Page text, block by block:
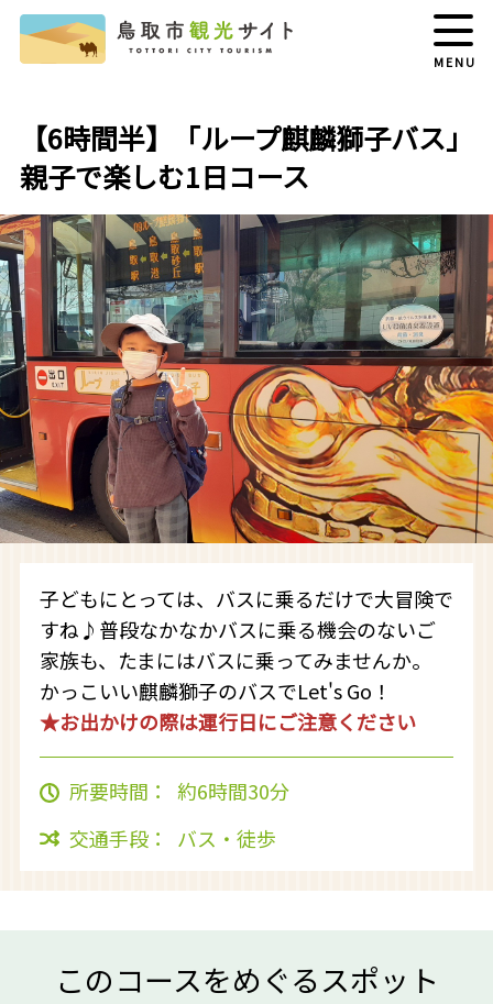
MENU
【6時間半】「ループ麒麟獅子バス」
親子で楽しむ1日コース
子どもにとっては、バスに乗るだけで大冒険で
すね♪普段なかなかバスに乗る機会のないご
家族も、たまにはバスに乗ってみませんか。
かっこいい麒麟獅子のバスでLet's Go！
★お出かけの際は運行日にご注意ください
所要時間
約6時間30分
交通手段
バス・徒歩
このコースをめぐるスポット